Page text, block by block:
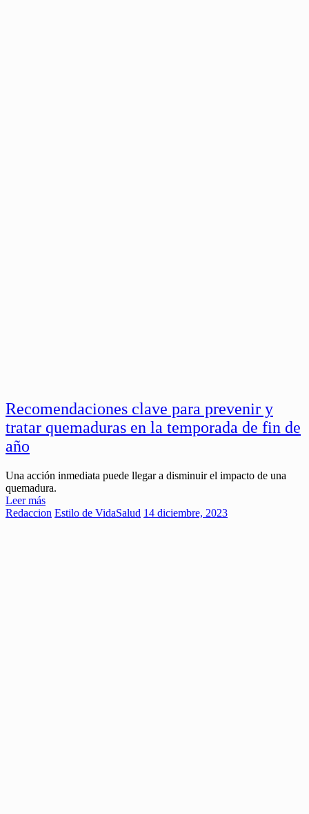
Recomendaciones clave para prevenir y
tratar quemaduras en la temporada de fin de
año
Una acción inmediata puede llegar a disminuir el impacto de una
quemadura.
Leer más
Redaccion Estilo de VidaSalud 14 diciembre, 2023